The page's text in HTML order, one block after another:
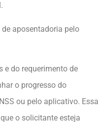
aposentadoria pelo
e do requerimento de
o progresso do
ou pelo aplicativo. Essa
o solicitante esteja